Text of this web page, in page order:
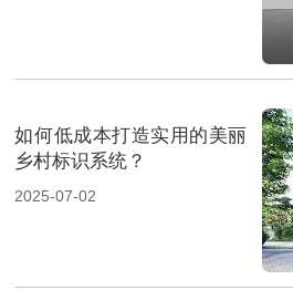
如何低成本打造实用的美丽
乡村标识系统？
2025-07-02